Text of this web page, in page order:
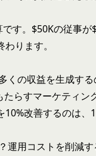
す。$50Kの従事
ります。
くの収益を生成す
らすマーケティン
改善するのは、
運用コストを削減